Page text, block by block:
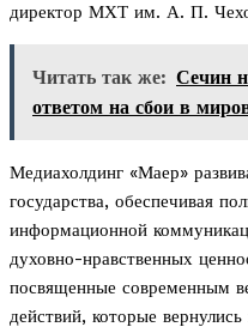
директор МХТ им. А. П.
Читать так же: Сечин
ответом на сбои в
Медиахолдинг «Маер»
государства, обеспечивая
информационной
духовно-нравственных
посвященные современным
действий, которые